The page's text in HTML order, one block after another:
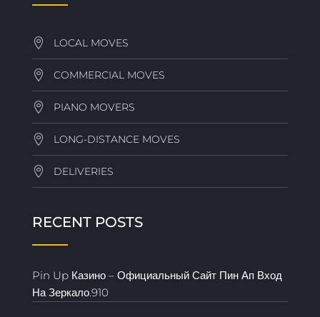
LOCAL MOVES
COMMERCIAL MOVES
PIANO MOVERS
LONG-DISTANCE MOVES
DELIVERIES
RECENT POSTS
Pin Up Казино – Официальный Сайт Пин Ап Вход
На Зеркало.910